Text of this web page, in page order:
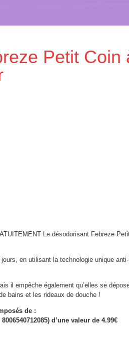
Petit Coin
Le désodorisant Febreze
en utilisant la technologie unique anti-
il empêche également qu’elles se
bains et les rideaux de douche !
de :
d’une valeur de 4.99€